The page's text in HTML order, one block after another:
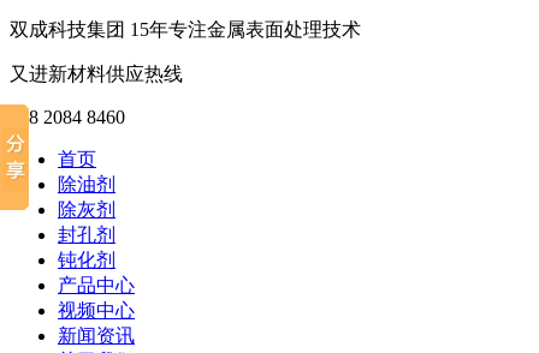
双成科技集团 15年专注金属表面处理技术
又进新材料供应热线
188 2084 8460
首页
除油剂
除灰剂
封孔剂
钝化剂
产品中心
视频中心
新闻资讯